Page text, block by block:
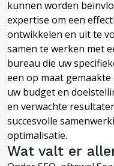
kunnen worden
expertise om een
ontwikkelen en uit te
samen te werken met
bureau die uw
een op maat
uw budget en
en verwachte
succesvolle
optimalisatie.
Wat valt er